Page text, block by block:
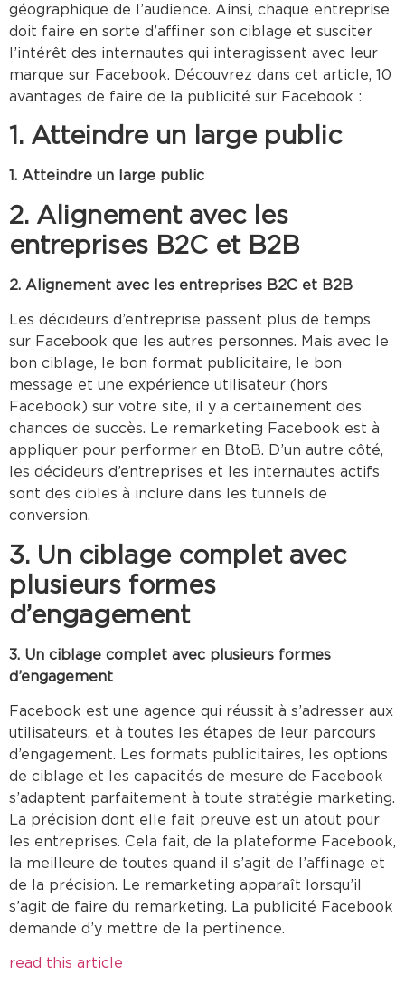
géographique de l’audience. Ainsi, chaque entreprise
doit faire en sorte d’affiner son ciblage et susciter
l’intérêt des internautes qui interagissent avec leur
marque sur Facebook. Découvrez dans cet article, 10
avantages de faire de la publicité sur Facebook :
1. Atteindre un large public
1. Atteindre un large public
2. Alignement avec les
entreprises B2C et B2B
2. Alignement avec les entreprises B2C et B2B
Les décideurs d’entreprise passent plus de temps
sur Facebook que les autres personnes. Mais avec le
bon ciblage, le bon format publicitaire, le bon
message et une expérience utilisateur (hors
Facebook) sur votre site, il y a certainement des
chances de succès. Le remarketing Facebook est à
appliquer pour performer en BtoB. D’un autre côté,
les décideurs d’entreprises et les internautes actifs
sont des cibles à inclure dans les tunnels de
conversion.
3. Un ciblage complet avec
plusieurs formes
d’engagement
3. Un ciblage complet avec plusieurs formes
d’engagement
Facebook est une agence qui réussit à s’adresser aux
utilisateurs, et à toutes les étapes de leur parcours
d’engagement. Les formats publicitaires, les options
de ciblage et les capacités de mesure de Facebook
s’adaptent parfaitement à toute stratégie marketing.
La précision dont elle fait preuve est un atout pour
les entreprises. Cela fait, de la plateforme Facebook,
la meilleure de toutes quand il s’agit de l’affinage et
de la précision. Le remarketing apparaît lorsqu’il
s’agit de faire du remarketing. La publicité Facebook
demande d’y mettre de la pertinence.
read this article